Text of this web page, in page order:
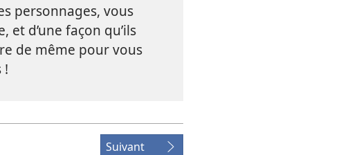
personnages, vous
et d’une façon qu’ils
de même pour vous
!
Suivant